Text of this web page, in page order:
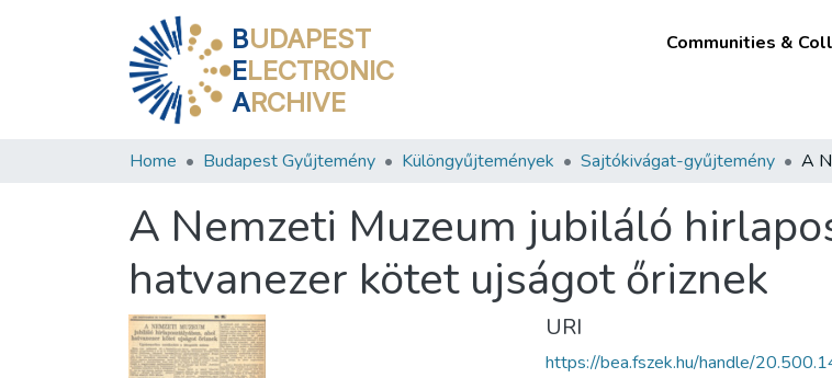
BUDAPEST
ELECTRONIC
ARCHIVE
Communities &
Home Budapest Gyűjtemény Különgyűjtemények Sajtókivágat-gyűjtemény
A Nemzeti Muzeum jubiláló
hatvanezer kötet ujságot őriznek
URI
https://bea.fszek.hu/handle/